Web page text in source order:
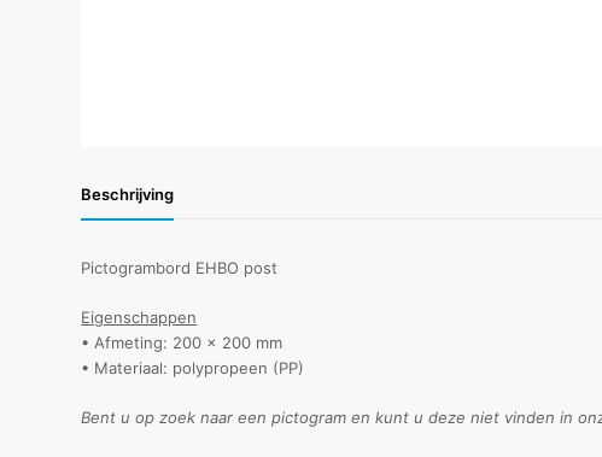
Beschrijving
Pictogrambord EHBO post
Eigenschappen
• Afmeting: 200 x 200 mm
• Materiaal: polypropeen (PP)
Bent u op zoek naar een pictogram en kunt u deze niet vinden in